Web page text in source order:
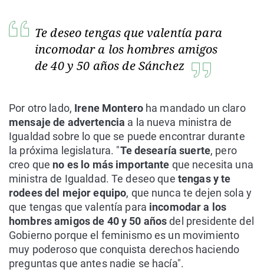
Te deseo tengas que valentía para
incomodar a los hombres amigos
de 40 y 50 años de Sánchez
Por otro lado, Irene Montero ha mandado un claro
mensaje de advertencia a la nueva ministra de
Igualdad sobre lo que se puede encontrar durante
la próxima legislatura. "Te desearía suerte, pero
creo que no es lo más importante que necesita una
ministra de Igualdad. Te deseo que tengas y te
rodees del mejor equipo, que nunca te dejen sola y
que tengas que valentía para incomodar a los
hombres amigos de 40 y 50 añosdel presidente del
Gobierno porque el feminismo es un movimiento
muy poderoso que conquista derechos haciendo
preguntas que antes nadie se hacía".